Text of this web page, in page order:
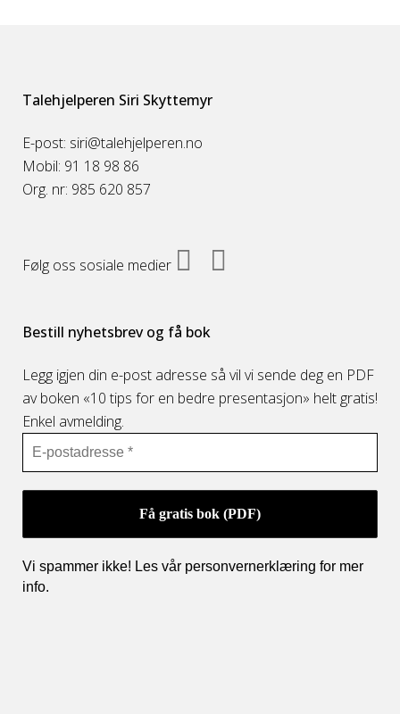
Talehjelperen Siri Skyttemyr
E-post: siri@talehjelperen.no
Mobil: 91 18 98 86
Org. nr: 985 620 857
Følg oss sosiale medier
Bestill nyhetsbrev og få bok
Legg igjen din e-post adresse så vil vi sende deg en PDF
av boken «10 tips for en bedre presentasjon» helt gratis!
Enkel avmelding.
Vi spammer ikke! Les vår personvernerklæring for mer
info.